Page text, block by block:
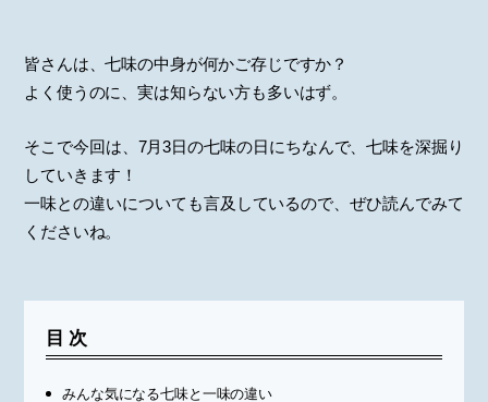
皆さんは、七味の中身が何かご存じですか？
よく使うのに、実は知らない方も多いはず。
そこで今回は、7月3日の七味の日にちなんで、七味を深掘り
していきます！
一味との違いについても言及しているので、ぜひ読んでみて
くださいね。
目次
みんな気になる七味と一味の違い